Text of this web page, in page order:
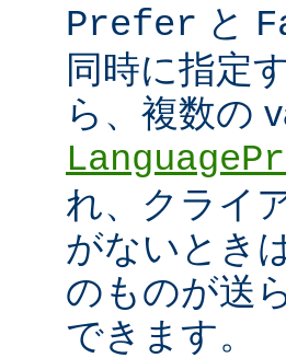
Prefer と
同時に指定
ら、複数の
れ、クライ
がないとき
のものが送
できます。